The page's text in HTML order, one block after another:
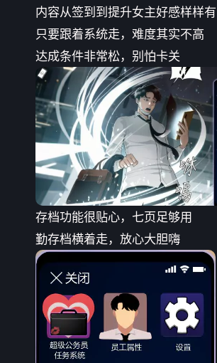
内容从签到到提升女主好感样样有
只要跟着系统走，难度其实不高
达成条件非常松，别怕卡关
存档功能很贴心，七页足够用
勤存档横着走，放心大胆嗨